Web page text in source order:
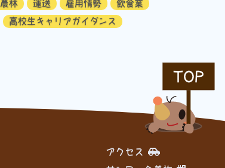
農林 運送 雇用情勢
飲食業
高校生キャリアガイダンス
TOP
アクセス